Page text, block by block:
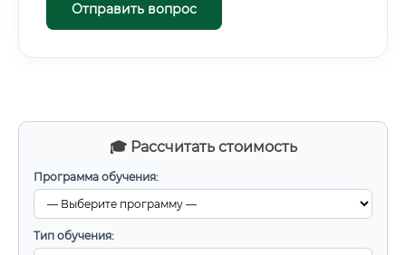
🎓 Рассчитать стоимость
Программа обучения:
Тип обучения:
Отправить вопрос